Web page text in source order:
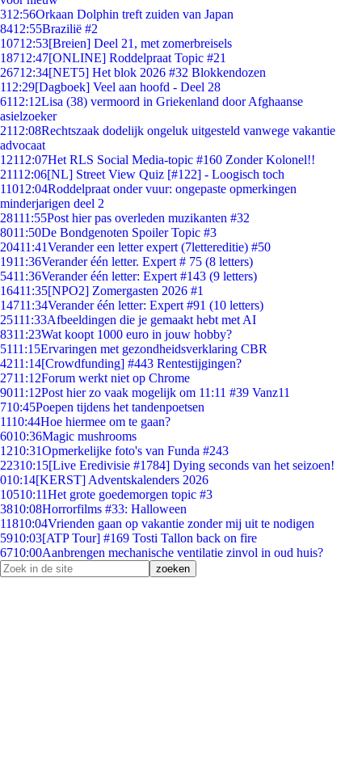
312:56Orkaan Dolphin treft zuiden van Japan
8412:55Brazilië #2
10712:53[Breien] Deel 21, met zomerbreisels
18712:47[ONLINE] Roddelpraat Topic #21
26712:34[NET5] Het blok 2026 #32 Blokkendozen
112:29[Dagboek] Veel aan hoofd - Deel 28
6112:12Lisa (38) vermoord in Griekenland door Afghaanse
asielzoeker
2112:08Rechtszaak dodelijk ongeluk uitgesteld vanwege vakantie
advocaat
12112:07Het RLS Social Media-topic #160 Zonder Kolonel!!
21112:06[NL] Street View Quiz [#122] - Loogisch toch
11012:04Roddelpraat onder vuur: ongepaste opmerkingen
minderjarigen deel 2
28111:55Post hier pas overleden muzikanten #32
8011:50De Bondgenoten Spoiler Topic #3
20411:41Verander een letter expert (7lettereditie) #50
1911:36Verander één letter. Expert # 75 (8 letters)
5411:36Verander één letter: Expert #143 (9 letters)
16411:35[NPO2] Zomergasten 2026 #1
14711:34Verander één letter: Expert #91 (10 letters)
25111:33Afbeeldingen die je gemaakt hebt met AI
8311:23Wat koopt 1000 euro in jouw hobby?
5111:15Ervaringen met gezondheidsverklaring CBR
4211:14[Crowdfunding] #443 Rentestijgingen?
2711:12Forum werkt niet op Chrome
9011:12Post hier zo vaak mogelijk om 11:11 #39 Vanz11
710:45Poepen tijdens het tandenpoetsen
1110:44Hoe hiermee om te gaan?
6010:36Magic mushrooms
1210:31Opmerkelijke foto's van Funda #243
22310:15[Live Eredivisie #1784] Dying seconds van het seizoen!
010:14[KERST] Adventskalenders 2026
10510:11Het grote goedemorgen topic #3
3810:08Horrorfilms #33: Halloween
11810:04Vrienden gaan op vakantie zonder mij uit te nodigen
5910:03[ATP Tour] #169 Tosti Tallon back on fire
6710:00Aanbrengen mechanische ventilatie zinvol in oud huis?